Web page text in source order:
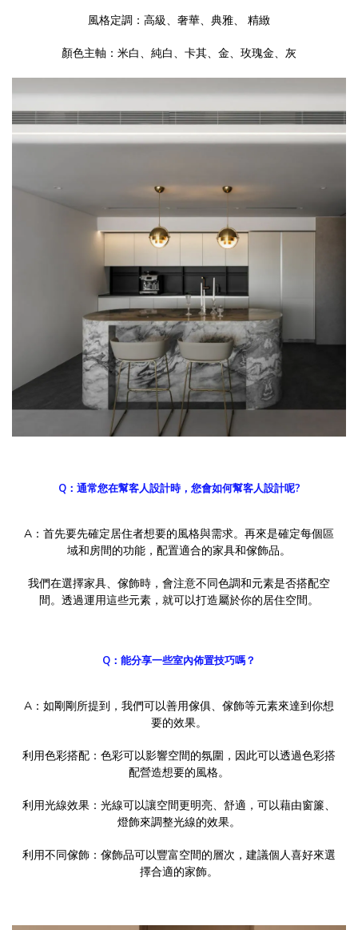
風格定調：高級、奢華、典雅、 精緻
顏色主軸：米白、純白、卡其、金、玫瑰金、灰
Q：通常您在幫客人設計時，您會如何幫客人設計呢?
A：首先要先確定居住者想要的風格與需求。再來是確定每個區
域和房間的功能，配置適合的家具和傢飾品。
我們在選擇家具、傢飾時，會注意不同色調和元素是否搭配空
間。透過運用這些元素，就可以打造屬於你的居住空間。
Q：能分享一些室內佈置技巧嗎？
A：如剛剛所提到，我們可以善用傢俱、傢飾等元素來達到你想
要的效果。
利用色彩搭配：色彩可以影響空間的氛圍，因此可以透過色彩搭
配營造想要的風格。
利用光線效果：光線可以讓空間更明亮、舒適，可以藉由窗簾、
燈飾來調整光線的效果。
利用不同傢飾：傢飾品可以豐富空間的層次，建議個人喜好來選
擇合適的家飾。